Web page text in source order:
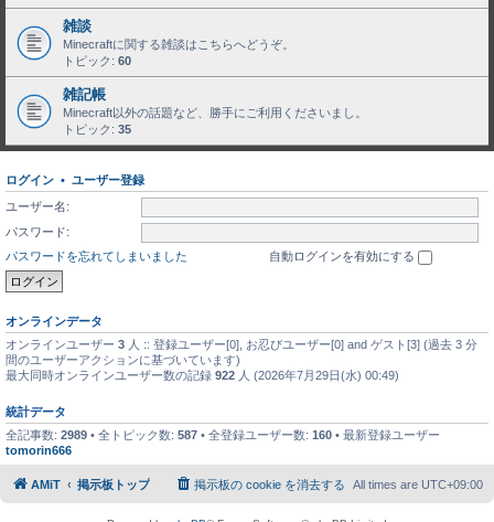
雑談
Minecraftに関する雑談はこちらへどうぞ。
トピック: 60
雑記帳
Minecraft以外の話題など、勝手にご利用くださいまし。
トピック: 35
ログイン • ユーザー登録
ユーザー名:
パスワード:
パスワードを忘れてしまいました
自動ログインを有効にする
オンラインデータ
オンラインユーザー 3 人 :: 登録ユーザー[0], お忍びユーザー[0] and ゲスト[3] (過去 3 分
間のユーザーアクションに基づいています)
最大同時オンラインユーザー数の記録 922 人 (2026年7月29日(水) 00:49)
統計データ
全記事数: 2989 • 全トピック数: 587 • 全登録ユーザー数: 160 • 最新登録ユーザー
tomorin666
AMiT 掲示板トップ All times are UTC+09:00
掲示板の cookie を消去する